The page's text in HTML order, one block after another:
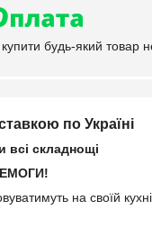
будь-який товар
по Україні
всі складнощі
на своїй